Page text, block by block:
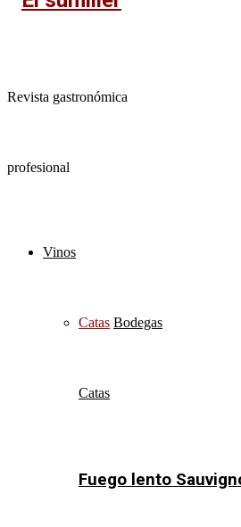
Revista gastronómica
profesional
Vinos
Catas Bodegas
Catas
Fuego lento